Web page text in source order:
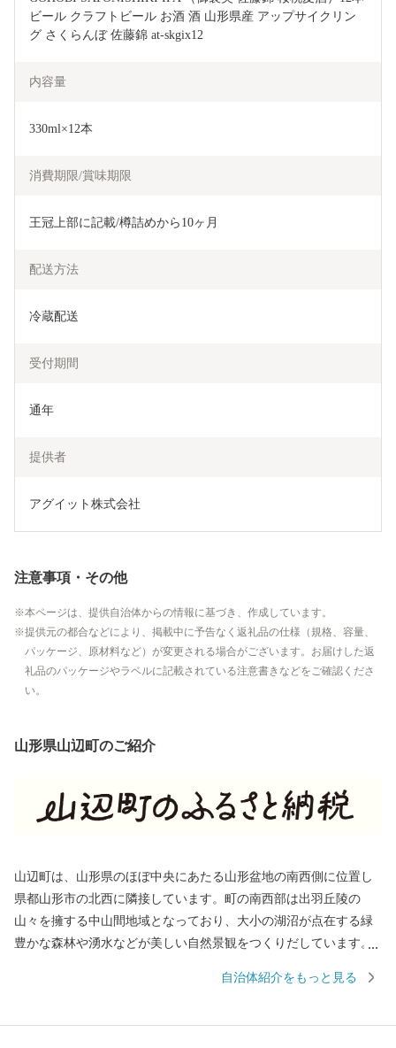
ビール クラフトビール お酒 酒 山形県産 アップサイクリン
グ さくらんぼ 佐藤錦 at-skgix12
内容量
330ml×12本
消費期限/賞味期限
王冠上部に記載/樽詰めから10ヶ月
配送方法
冷蔵配送
受付期間
通年
提供者
アグイット株式会社
注意事項・その他
本ページは、提供自治体からの情報に基づき、作成しています。
提供元の都合などにより、掲載中に予告なく返礼品の仕様（規格、容量、
パッケージ、原材料など）が変更される場合がございます。お届けした返
礼品のパッケージやラベルに記載されている注意書きなどをご確認くださ
い。
山形県山辺町のご紹介
山辺町は、⼭形県のほぼ中央にあたる⼭形盆地の南⻄側に位置し
県都⼭形市の北⻄に隣接しています。町の南⻄部は出⽻丘陵の
⼭々を擁する中⼭間地域となっており、⼤小の湖沼が点在する緑
豊かな森林や湧⽔などが美しい⾃然景観をつくりだしています。
らかな東傾斜となっており、市街地周辺では盆地特有の寒暖差や
自治体紹介をもっと見る